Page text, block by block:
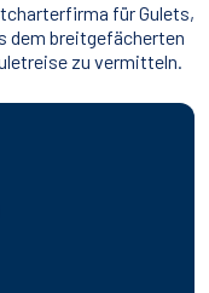
für Gulets,
dem breitgefächerten
zu vermitteln.